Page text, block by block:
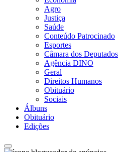
Agro
Justiça
Saúde
Conteúdo Patrocinado
Esportes
Câmara dos Deputados
Agência DINO
Geral
Direitos Humanos
Obituário
Sociais
Álbuns
Obituário
Edições